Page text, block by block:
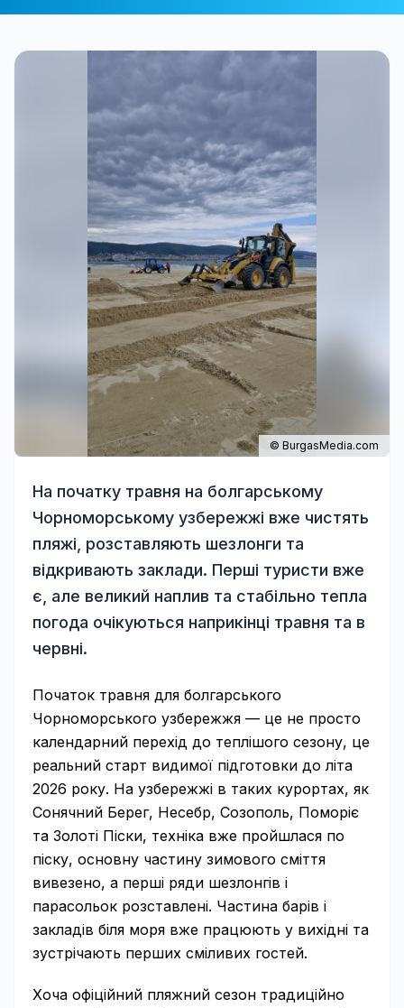
© BurgasMedia.com
На початку травня на болгарському
Чорноморському узбережжі вже чистять
пляжі, розставляють шезлонги та
відкривають заклади. Перші туристи вже
є, але великий наплив та стабільно тепла
погода очікуються наприкінці травня та в
червні.
Початок травня для болгарського
Чорноморського узбережжя — це не просто
календарний перехід до теплішого сезону, це
реальний старт видимої підготовки до літа
2026 року. На узбережжі в таких курортах, як
Сонячний Берег, Несебр, Созополь, Поморіє
та Золоті Піски, техніка вже пройшлася по
піску, основну частину зимового сміття
вивезено, а перші ряди шезлонгів і
парасольок розставлені. Частина барів і
закладів біля моря вже працюють у вихідні та
зустрічають перших сміливих гостей.
Хоча офіційний пляжний сезон традиційно